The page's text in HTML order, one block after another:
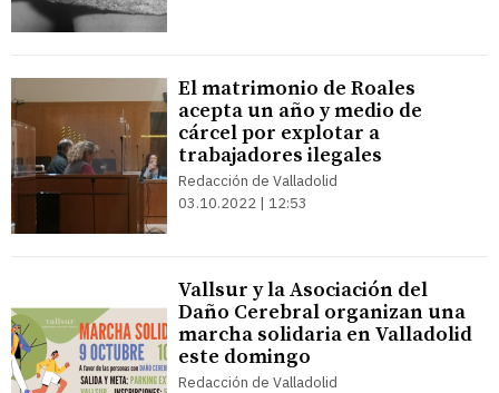
El matrimonio de Roales
acepta un año y medio de
cárcel por explotar a
trabajadores ilegales
Redacción de Valladolid
03.10.2022 | 12:53
Vallsur y la Asociación del
Daño Cerebral organizan una
marcha solidaria en Valladolid
este domingo
Redacción de Valladolid